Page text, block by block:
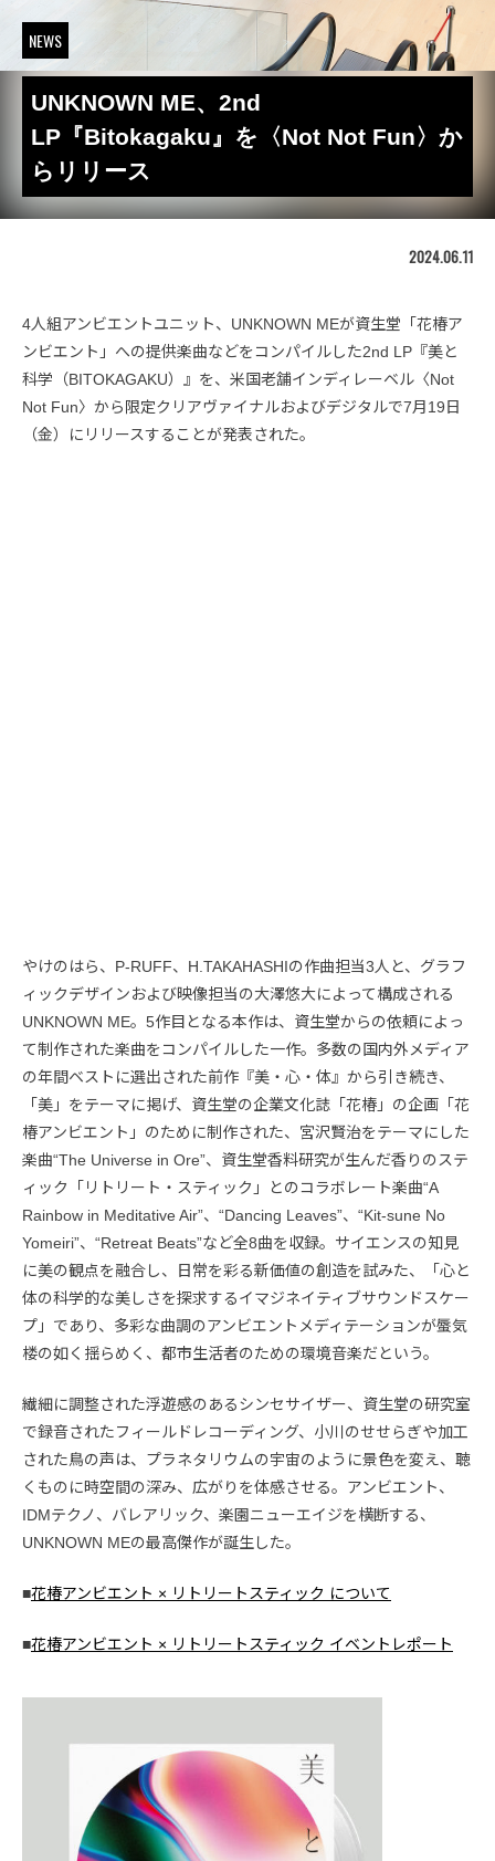
NEWS
UNKNOWN ME、2nd
LP『Bitokagaku』を〈Not Not Fun〉か
らリリース
2024.06.11
4人組アンビエントユニット、UNKNOWN MEが資生堂「花椿ア
ンビエント」への提供楽曲などをコンパイルした2nd LP『美と
科学（BITOKAGAKU）』を、米国老舗インディレーベル〈Not
Not Fun〉から限定クリアヴァイナルおよびデジタルで7月19日
（金）にリリースすることが発表された。
やけのはら、P-RUFF、H.TAKAHASHIの作曲担当3人と、グラフ
ィックデザインおよび映像担当の大澤悠大によって構成される
UNKNOWN ME。5作目となる本作は、資生堂からの依頼によっ
て制作された楽曲をコンパイルした一作。多数の国内外メディア
の年間ベストに選出された前作『美・心・体』から引き続き、
「美」をテーマに掲げ、資生堂の企業文化誌「花椿」の企画「花
椿アンビエント」のために制作された、宮沢賢治をテーマにした
楽曲“The Universe in Ore”、資生堂香料研究が生んだ香りのステ
ィック「リトリート・スティック」とのコラボレート楽曲“A
Rainbow in Meditative Air”、“Dancing Leaves”、“Kit-sune No
Yomeiri”、“Retreat Beats”など全8曲を収録。サイエンスの知見
に美の観点を融合し、日常を彩る新価値の創造を試みた、「心と
体の科学的な美しさを探求するイマジネイティブサウンドスケー
プ」であり、多彩な曲調のアンビエントメディテーションが蜃気
楼の如く揺らめく、都市生活者のための環境音楽だという。
繊細に調整された浮遊感のあるシンセサイザー、資生堂の研究室
で録音されたフィールドレコーディング、小川のせせらぎや加工
された鳥の声は、プラネタリウムの宇宙のように景色を変え、聴
くものに時空間の深み、広がりを体感させる。アンビエント、
IDMテクノ、バレアリック、楽園ニューエイジを横断する、
UNKNOWN MEの最高傑作が誕生した。
■花椿アンビエント × リトリートスティック について
■花椿アンビエント × リトリートスティック イベントレポート